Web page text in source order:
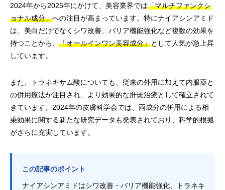
2024年から2025年にかけて、美容業界では「マルチファンクシ
ョナル成分」への注目が高まっています。特にナイアシンアミド
は、美白だけでなくシワ改善、バリア機能強化など複数の効果を
持つことから、 「オールインワン美容成分」として人気が急上昇
しています。
また、トラネキサム酸についても、従来の外用に加えて内服薬と
の併用療法が注目され、より効果的な肝斑治療として確立されて
きています。2024年の皮膚科学会では、両成分の併用による相
乗効果に関する新たな研究データも発表されており、科学的根拠
がさらに充実しています。
この記事のポイント
ナイアシンアミドはシワ改善・バリア機能強化、トラネキ